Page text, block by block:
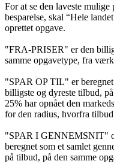
For at se den laveste
besparelse, skal “Hele
oprettet opgave.
"FRA-PRISER" er den
samme opgavetype, fra
"SPAR OP TIL" er beregnet
billigste og dyreste tilbud,
25% har opnået den
for den radius, hvorfra
"SPAR I GENNEMSNIT"
beregnet som et samlet
på tilbud, på den samme